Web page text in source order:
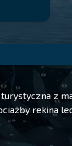
turystyczna z
rekina